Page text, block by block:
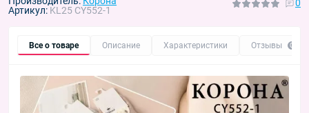
Артикул: KL25 CY552-1
0
Все о товаре Описание Характеристики Отзывы 0